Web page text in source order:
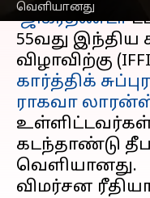
வெளியானது
'ஜிகர்தண்டா
55வது இந்திய
கார்த்திக்
ராகவா
உள்ளிட்டவர்கள்
கடந்தாண்டு
வெளியானது.
விமர்சன